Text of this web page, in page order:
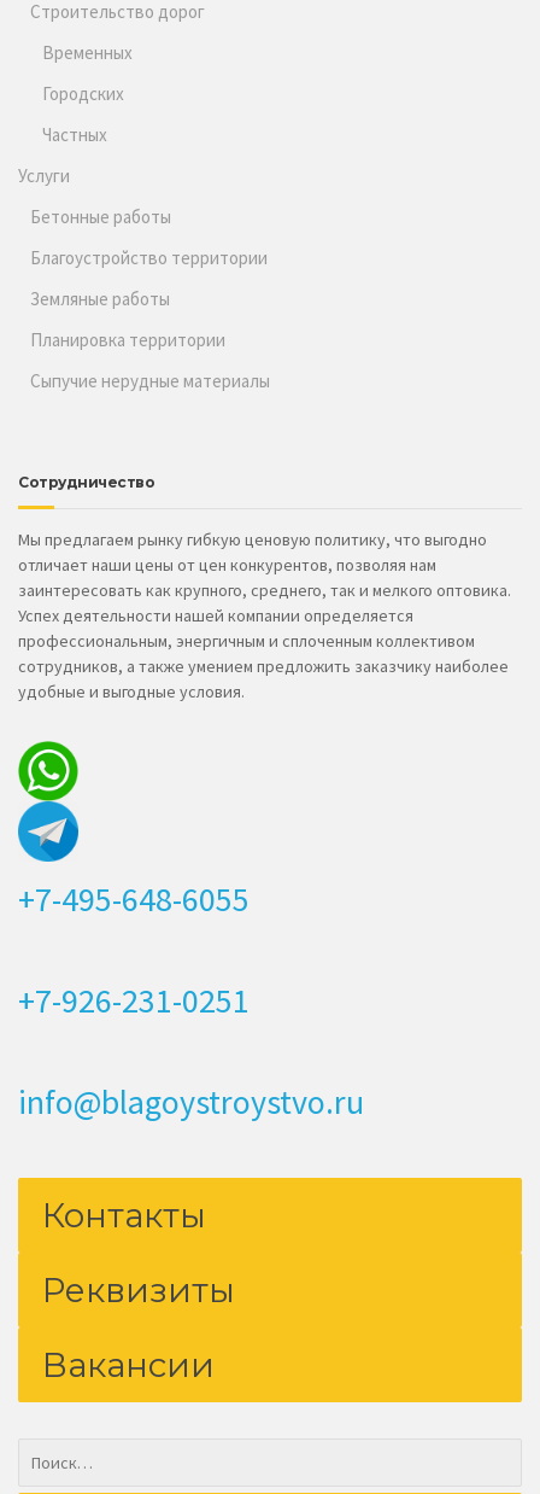
Строительство дорог
Временных
Городских
Частных
Услуги
Бетонные работы
Благоустройство территории
Земляные работы
Планировка территории
Сыпучие нерудные материалы
Сотрудничество
Мы предлагаем рынку гибкую ценовую политику, что выгодно
отличает наши цены от цен конкурентов, позволяя нам
заинтересовать как крупного, среднего, так и мелкого оптовика.
Успех деятельности нашей компании определяется
профессиональным, энергичным и сплоченным коллективом
сотрудников, а также умением предложить заказчику наиболее
удобные и выгодные условия.
+7-495-648-6055
+7-926-231-0251
info@blagoystroystvo.ru
Контакты
Реквизиты
Вакансии